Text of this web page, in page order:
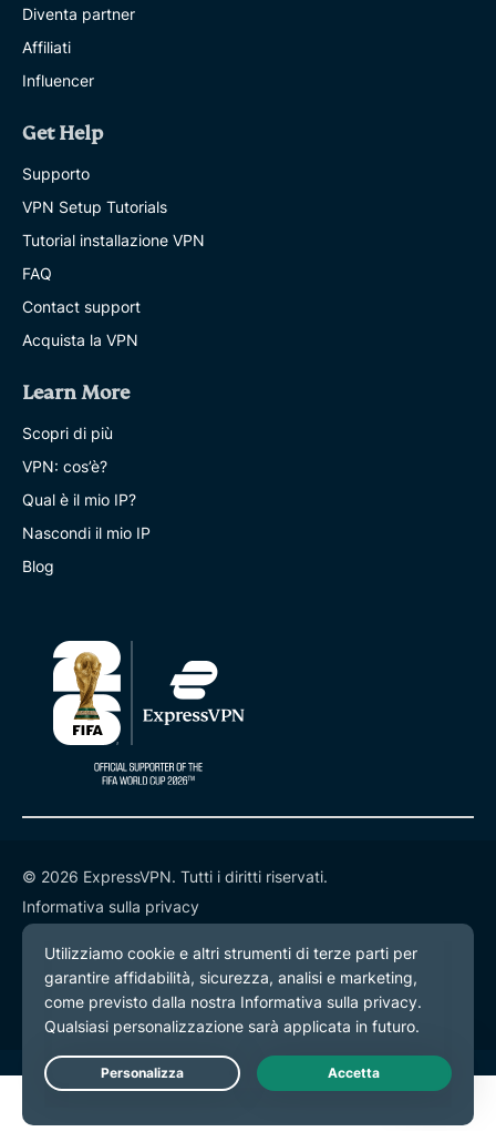
Diventa partner
Affiliati
Influencer
Get Help
Supporto
VPN Setup Tutorials
Tutorial installazione VPN
FAQ
Contact support
Acquista la VPN
Learn More
Scopri di più
VPN: cos’è?
Qual è il mio IP?
Nascondi il mio IP
Blog
© 2026 ExpressVPN. Tutti i diritti riservati.
Informativa sulla privacy
Termini di servizio
Preferenze cookie
Live Chat